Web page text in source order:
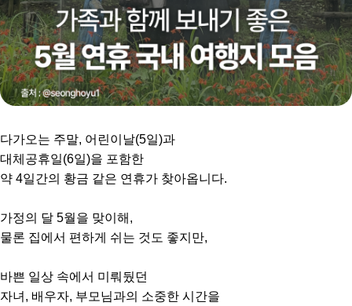
다가오는 주말, 어린이날(5일)과
대체공휴일(6일)을 포함한
약 4일간의 황금 같은 연휴가 찾아옵니다.
가정의 달 5월을 맞이해,
물론 집에서 편하게 쉬는 것도 좋지만,
바쁜 일상 속에서 미뤄뒀던
자녀, 배우자, 부모님과의 소중한 시간을